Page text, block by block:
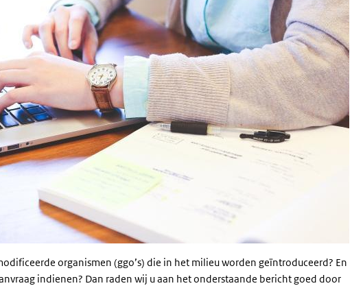
organismen (ggo’s) die in het milieu worden geïntroduceerd? En
indienen? Dan raden wij u aan het onderstaande bericht goed door